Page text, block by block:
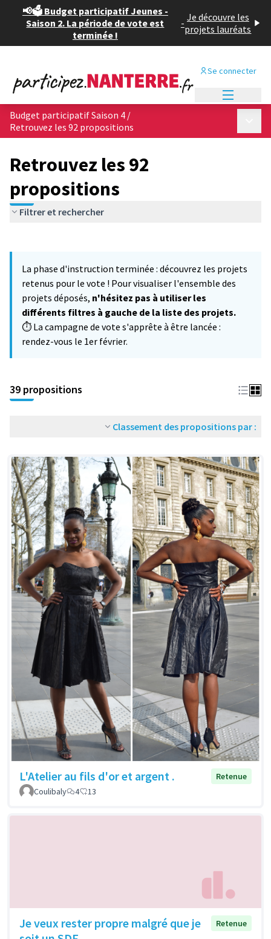
📢🗳️ Budget participatif Jeunes -
Saison 2. La période de vote est
terminée !
- Je découvre les
projets lauréats
Se connecter
Budget participatif Saison 4 /
Retrouvez les 92 propositions
Retrouvez les 92
propositions
Filtrer et rechercher
−
La phase d'instruction terminée : découvrez les projets
retenus pour le vote ! Pour visualiser l'ensemble des
projets déposés, n'hésitez pas à utiliser les
différents filtres à gauche de la liste des projets.
⏱️ La campagne de vote s'apprête à être lancée :
rendez-vous le 1er février.
39 propositions
Classement des propositions par :
L'Atelier au fils d'or et argent .
Retenue
Coulibaly
4 13
Je veux rester propre malgré que je
Retenue